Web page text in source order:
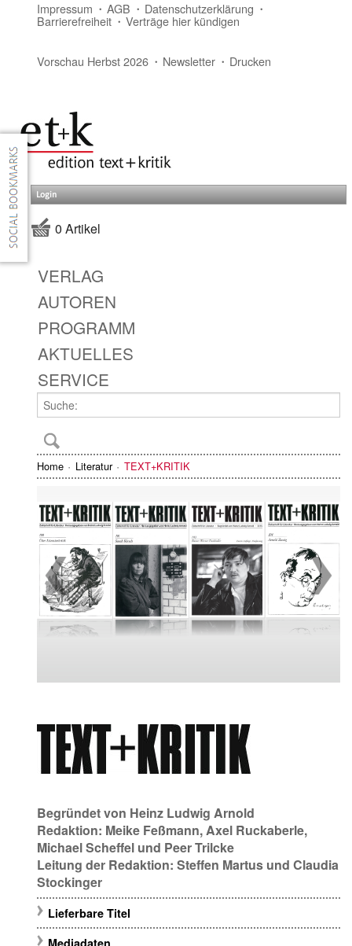
Impressum AGB Datenschutzerklärung
Barrierefreiheit Verträge hier kündigen
Vorschau Herbst 2026 Newsletter Drucken
Login
0 Artikel
VERLAG
AUTOREN
PROGRAMM
AKTUELLES
SERVICE
Home Literatur TEXT+KRITIK
Begründet von Heinz Ludwig Arnold
Redaktion: Meike Feßmann,Axel Ruckaberle,
Michael Scheffel und Peer Trilcke
Leitung der Redaktion: Steffen Martus und Claudia
Stockinger
Lieferbare Titel
Mediadaten